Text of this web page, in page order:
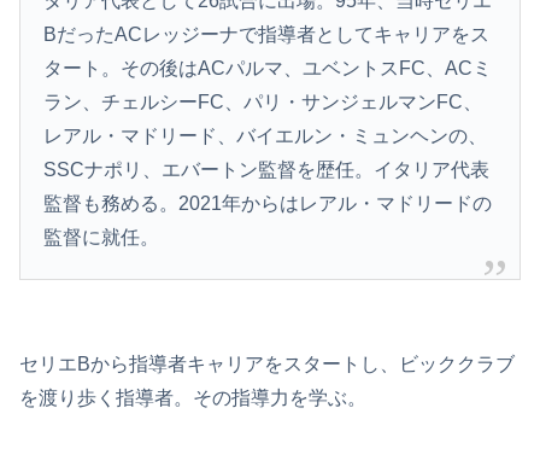
BだったACレッジーナで指導者としてキャリアをス
タート。その後はACパルマ、ユベントスFC、ACミ
ラン、チェルシーFC、パリ・サンジェルマンFC、
レアル・マドリード、バイエルン・ミュンヘンの、
SSCナポリ、エバートン監督を歴任。イタリア代表
監督も務める。2021年からはレアル・マドリードの
監督に就任。
セリエBから指導者キャリアをスタートし、ビッククラブ
を渡り歩く指導者。その指導力を学ぶ。